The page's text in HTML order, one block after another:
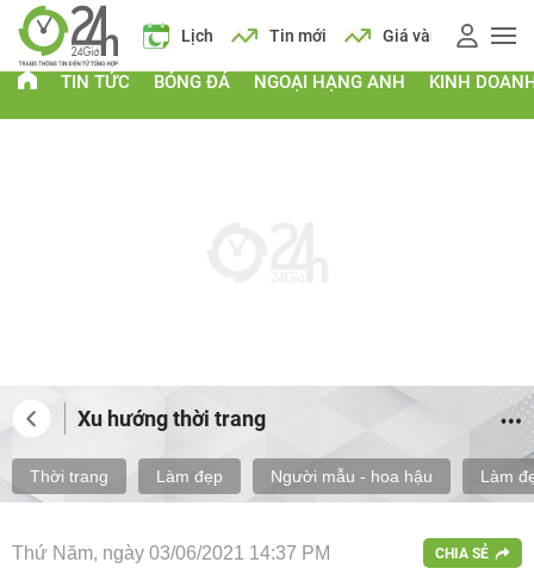
Giá xăng Lịch Tin mới Giá vàng Giá xăng
TIN TỨC BÓNG ĐÁ NGOẠI HẠNG ANH KINH
Xu hướng thời trang
Thời trang Làm đẹp Người mẫu - hoa hậu Làm
Thứ Năm, ngày 03/06/2021 14:37 PM CHIA SẺ